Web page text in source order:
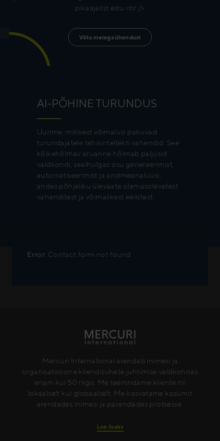
pikaajalist edu.<br />
Võta meiega ühendust
AI-PÕHINE TURUNDUS
Uurime, milliseid võimalusi pakuvad
turundajatele tehisintellekti vahendid. See
kõikehõlmav aruanne hõlmab paljusid
valdkondi, sealhulgas sisu genereerimist,
automatiseerimist ja andmeanalüüsi,
andes põhjaliku ülevaate olemasolevatest
vahenditest ja võimalikest eelistest.
Error: Contact form not found.
Mercuri International arendab inimesi ja
organisatsioone kliendisuhete juhtimise valdkonnas
enam kui 50 riigis. Me teenindame kliente nii
lokaalselt kui globaalselt. Me kasvatame kasumit
arendades inimesi ja parendades protsesse.
Loe lisaks